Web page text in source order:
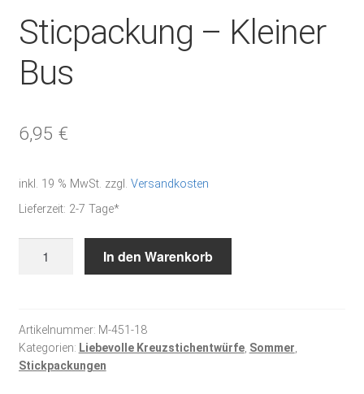
Sticpackung – Kleiner
Bus
6,95 €
inkl. 19 % MwSt. zzgl. Versandkosten
Lieferzeit: 2-7 Tage*
Menge
In den Warenkorb
Artikelnummer: M-451-18
Kategorien: Liebevolle Kreuzstichentwürfe, Sommer
Stickpackungen